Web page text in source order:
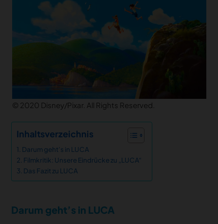
© 2020 Disney/Pixar. All Rights Reserved.
Inhaltsverzeichnis
Darum geht’s in LUCA
Filmkritik: Unsere Eindrücke zu „LUCA“
Das Fazit zu LUCA
Darum geht’s in LUCA